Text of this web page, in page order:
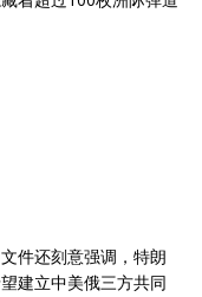
件还刻意强调，特朗
建立中美俄三方共同